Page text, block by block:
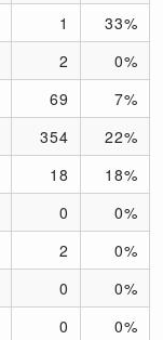
1
33%
2
0%
69
7%
354
22%
18
18%
0
0%
2
0%
0
0%
0
0%